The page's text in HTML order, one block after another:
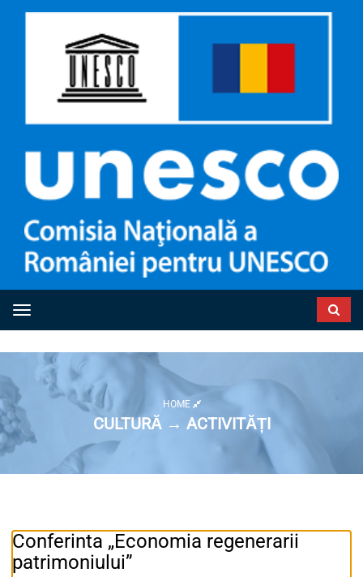
Toggle navigation
HOME
CULTURĂ → ACTIVITĂȚI
Conferinta „Economia regenerarii
patrimoniului”